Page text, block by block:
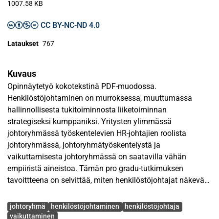
1007.58 KB
CC BY-NC-ND 4.0
Lataukset 767
Kuvaus
Opinnäytetyö kokotekstinä PDF-muodossa.
Henkilöstöjohtaminen on murroksessa, muuttumassa
hallinnollisesta tukitoiminnosta liiketoiminnan
strategiseksi kumppaniksi. Yritysten ylimmässä
johtoryhmässä työskentelevien HR-johtajien roolista
johtoryhmässä, johtoryhmätyöskentelystä ja
vaikuttamisesta johtoryhmässä on saatavilla vähän
empiiristä aineistoa. Tämän pro gradu-tutkimuksen
tavoittteena on selvittää, miten henkilöstöjohtajat näkevät
johtoryhmässä sekä mitkä tekijät vaikuttavat
henkilöstöjohtajien näkemyksiin johtoryhmätyöskentelyn
Avainsanat
johtoryhmä henkilöstöjohtaminen
henkilöstöjohtaja
vaikuttaminen